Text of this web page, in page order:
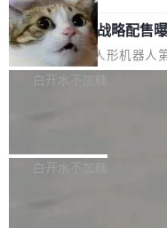
家基线 95.4%。 不是又一
器 Prime Agent 的架构和
agent 有本质区别。大多数
计是基于早期模型的能力
是项目级别的官方立场，目
但它可能是主流开源项目中
细致的一份规则。 政策的
可以用来分析、提炼、审
不得生成涉及安全性的关键
宇树科技 IPO 战略配售
ek 获配 93.3 万股，锁定
8月6日晚间，“人形机器人
有限公司披露IPO发行价格
36个月。 公告显示，本次
白开水不加糖
Bug fixes and
白开水不加糖